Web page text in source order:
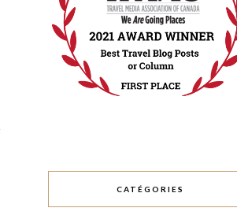
CATÉGORIES